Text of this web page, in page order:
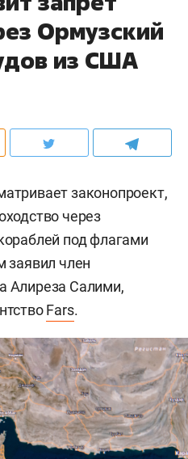
Ормузский
из США
законопроект,
через
под флагами
заявил член
Алиреза Салими,
Fars.